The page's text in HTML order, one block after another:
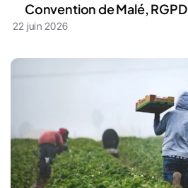
Convention de Malé, RGPD
22 juin 2026